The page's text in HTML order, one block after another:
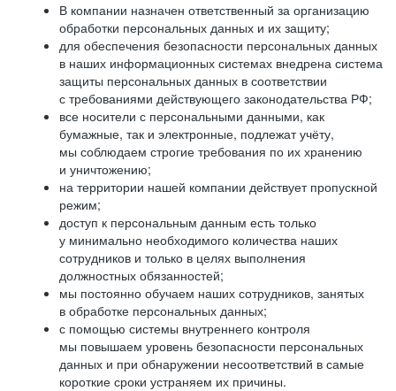
В компании назначен ответственный за организацию
обработки персональных данных и их защиту;
для обеспечения безопасности персональных данных
в наших информационных системах внедрена система
защиты персональных данных в соответствии
с требованиями действующего законодательства РФ;
все носители с персональными данными, как
бумажные, так и электронные, подлежат учёту,
мы соблюдаем строгие требования по их хранению
и уничтожению;
на территории нашей компании действует пропускной
режим;
доступ к персональным данным есть только
у минимально необходимого количества наших
сотрудников и только в целях выполнения
должностных обязанностей;
мы постоянно обучаем наших сотрудников, занятых
в обработке персональных данных;
с помощью системы внутреннего контроля
мы повышаем уровень безопасности персональных
данных и при обнаружении несоответствий в самые
короткие сроки устраняем их причины.